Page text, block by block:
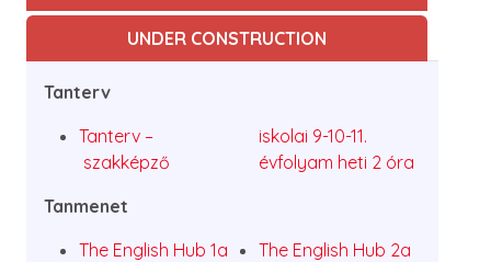
UNDER CONSTRUCTION
Tanterv
Tanterv –
szakképző
iskolai 9-10-11.
évfolyam heti 2 óra
Tanmenet
The English Hub 1a
The English Hub 2a